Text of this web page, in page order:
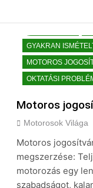
GYAKRAN
MOTOROS
OKTATÁSI
Motoros
Motorosok Világa
Motoros
megszerzése:
motorozás egy
szabadságot,